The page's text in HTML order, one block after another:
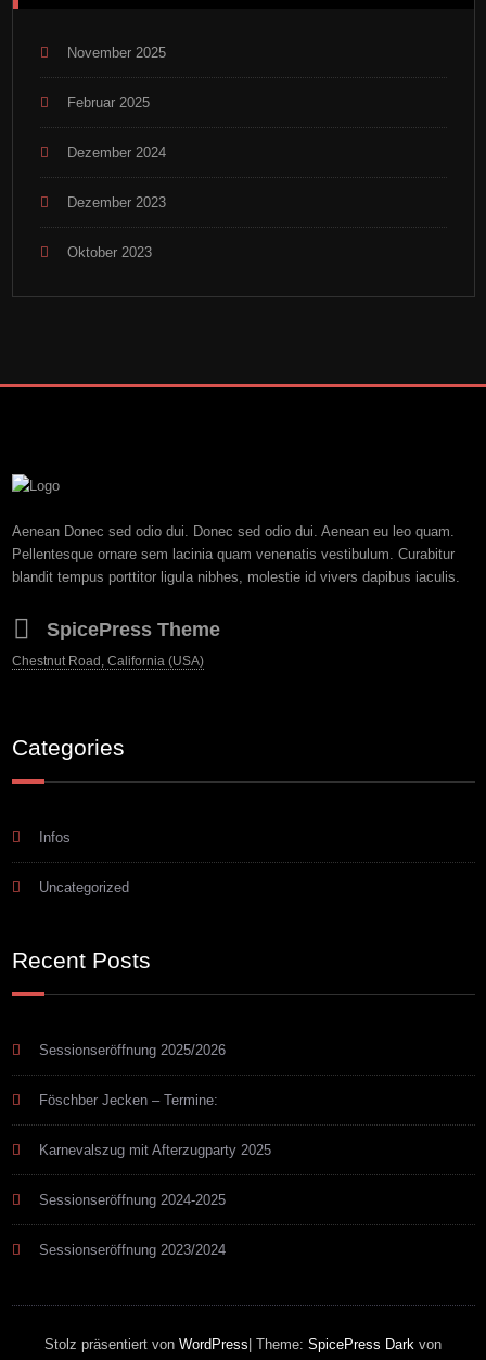
November 2025
Februar 2025
Dezember 2024
Dezember 2023
Oktober 2023
Aenean Donec sed odio dui. Donec sed odio dui. Aenean eu leo quam.
Pellentesque ornare sem lacinia quam venenatis vestibulum. Curabitur
blandit tempus porttitor ligula nibhes, molestie id vivers dapibus iaculis.
SpicePress Theme
Chestnut Road, California (USA)
Categories
Infos
Uncategorized
Recent Posts
Sessionseröffnung 2025/2026
Föschber Jecken – Termine:
Karnevalszug mit Afterzugparty 2025
Sessionseröffnung 2024-2025
Sessionseröffnung 2023/2024
Stolz präsentiert von WordPress | Theme: SpicePress Dark von